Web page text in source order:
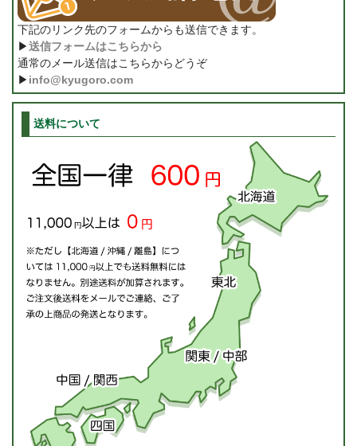
下記のリンク先のフォームからも送信できます。
▶送信フォームはこちらから
通常のメール送信はこちらからどうぞ
▶ info@kyugoro.com
送料について